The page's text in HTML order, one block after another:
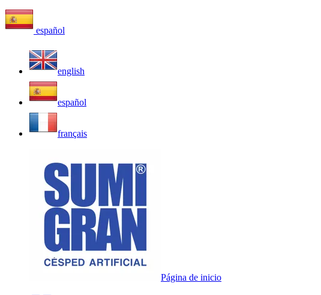
español
english
español
français
Página de inicio